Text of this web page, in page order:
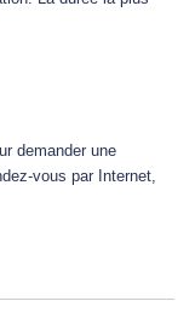
demander une
vous par Internet,